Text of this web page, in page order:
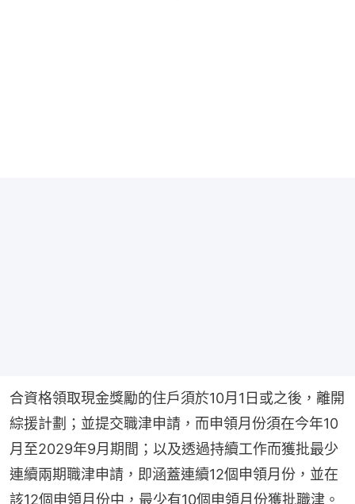
合資格領取現金獎勵的住戶須於10月1日或之後，離開
綜援計劃；並提交職津申請，而申領月份須在今年10
月至2029年9月期間；以及透過持續工作而獲批最少
連續兩期職津申請，即涵蓋連續12個申領月份，並在
該12個申領月份中，最少有10個申領月份獲批職津。